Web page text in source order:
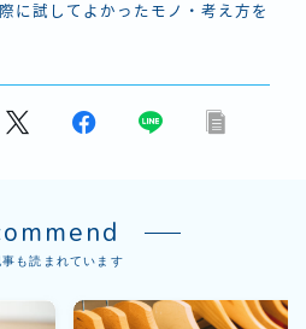
に試してよかったモノ・考え方を
も読まれています